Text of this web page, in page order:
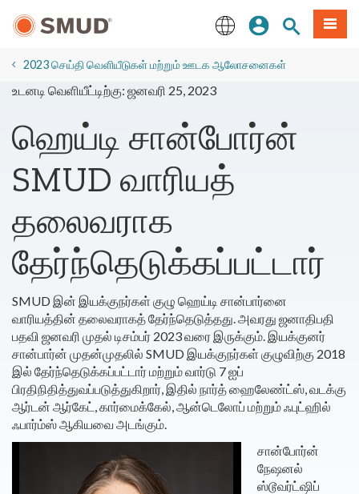
உள்ளடக்கத்திற்கு
உள்நுழையவும்
தளத் தேடல்
2023 செய்தி வெளியீடுகள் மற்றும் ஊடக ஆலோசனைகள்
உடனடி வெளியீட்டிற்கு: ஜனவரி 25, 2023
ஹெய்டி சான்போர்ன்
SMUD வாரியத்
தலைவராக
தேர்ந்தெடுக்கப்பட்டார்
SMUD இன் இயக்குநர்கள் குழு ஹெய்டி சான்பார்னை
வாரியத்தின் தலைவராகத் தேர்ந்தெடுத்தது. அவரது ஜனாதிபதி
பதவி ஜனவரி முதல் டிசம்பர் 2023 வரை இருக்கும். இயக்குனர்
சான்பார்ன் முதன்முதலில் SMUD இயக்குநர்கள் குழுவிற்கு 2018
இல் தேர்ந்தெடுக்கப்பட்டார் மற்றும் வார்டு 7 ஐப்
பிரதிநிதித்துவப்படுத்துகிறார், இதில் நார்த் ஹைலேண்ட்ஸ், வடக்கு
ஆர்டன் ஆர்கேட், கார்மைக்கேல், ஆன்டெலோப் மற்றும் ஃபுட்ஹில்
ஃபார்ம்ஸ் ஆகியவை அடங்கும்.
சான்போர்ன்
நேஷனல்
ஸ்டூவர்ட்ஷிப்